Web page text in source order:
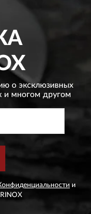
о эксклюзивных
и многом другом
и